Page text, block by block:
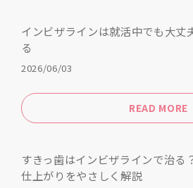
インビザラインは就活中でも大丈
る
2026/06/03
READ MORE
すきっ歯はインビザラインで治る
仕上がりをやさしく解説